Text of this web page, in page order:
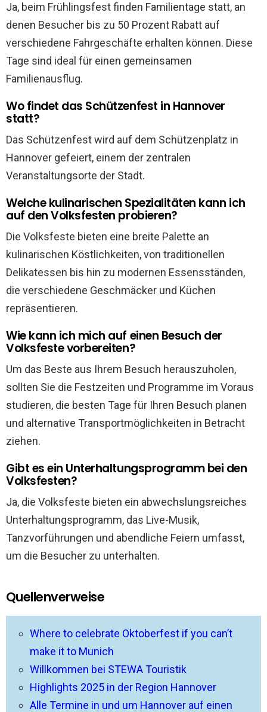
Ja, beim Frühlingsfest finden Familientage statt, an
denen Besucher bis zu 50 Prozent Rabatt auf
verschiedene Fahrgeschäfte erhalten können. Diese
Tage sind ideal für einen gemeinsamen
Familienausflug.
Wo findet das Schützenfest in Hannover
statt?
Das Schützenfest wird auf dem Schützenplatz in
Hannover gefeiert, einem der zentralen
Veranstaltungsorte der Stadt.
Welche kulinarischen Spezialitäten kann ich
auf den Volksfesten probieren?
Die Volksfeste bieten eine breite Palette an
kulinarischen Köstlichkeiten, von traditionellen
Delikatessen bis hin zu modernen Essensständen,
die verschiedene Geschmäcker und Küchen
repräsentieren.
Wie kann ich mich auf einen Besuch der
Volksfeste vorbereiten?
Um das Beste aus Ihrem Besuch herauszuholen,
sollten Sie die Festzeiten und Programme im Voraus
studieren, die besten Tage für Ihren Besuch planen
und alternative Transportmöglichkeiten in Betracht
ziehen.
Gibt es ein Unterhaltungsprogramm bei den
Volksfesten?
Ja, die Volksfeste bieten ein abwechslungsreiches
Unterhaltungsprogramm, das Live-Musik,
Tanzvorführungen und abendliche Feiern umfasst,
um die Besucher zu unterhalten.
Quellenverweise
Where to celebrate Oktoberfest if you can’t
make it to Munich
Willkommen bei STEWA Touristik
Highlights 2025 in der Region Hannover
Alle Termine in und um Hannover auf einen